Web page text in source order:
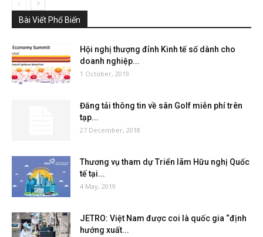
Bài Viết Phổ Biến
Hội nghị thượng đỉnh Kinh tế số dành cho
doanh nghiệp...
1 October, 2019
Đăng tải thông tin về sân Golf miễn phí trên
tạp...
27 December, 2018
Thương vụ tham dự Triển lãm Hữu nghị Quốc
tế tại...
4 May, 2019
JETRO: Việt Nam được coi là quốc gia “định
hướng xuất...